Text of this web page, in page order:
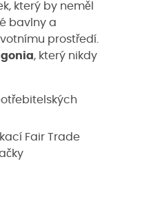
který by neměl
bavlny a
prostředí.
, který nikdy
Fair Trade